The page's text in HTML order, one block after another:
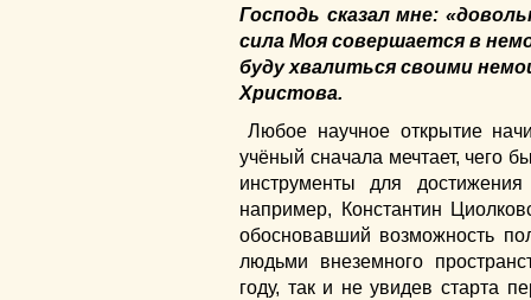
Господь сказал мне:
сила Моя совершается в
буду хвалиться своими
Христова.
Любое научное открытие
учёный сначала мечтает, чего
инструменты для
например, Константин
обосновавший возможность
людьми внеземного
году, так и не увидев старта